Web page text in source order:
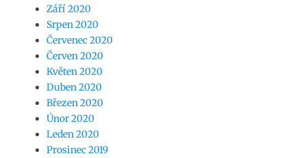
Září 2020
Srpen 2020
Červenec 2020
Červen 2020
Květen 2020
Duben 2020
Březen 2020
Únor 2020
Leden 2020
Prosinec 2019